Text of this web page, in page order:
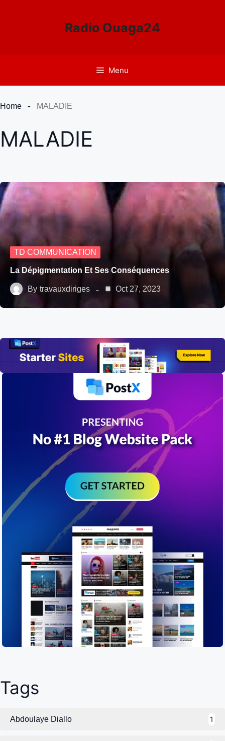
Radio Ouaga24
Menu
Home MALADIE
MALADIE
TD COMMUNICATION
La Dépigmentation Et Ses Conséquences
By travauxdiriges Oct 27, 2023
Tags
Abdoulaye Diallo 1